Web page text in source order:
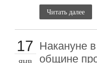
Читать далее
17 Накануне
общине